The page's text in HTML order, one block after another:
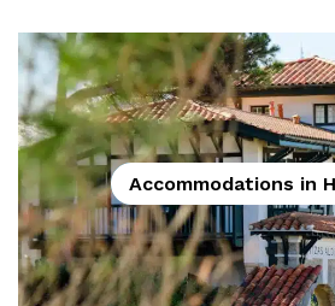
Accommodations in